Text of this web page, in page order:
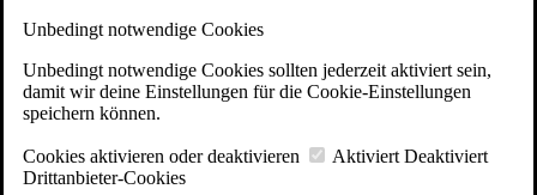
Unbedingt notwendige Cookies
Unbedingt notwendige Cookies sollten jederzeit aktiviert sein,
damit wir deine Einstellungen für die Cookie-Einstellungen
speichern können.
Cookies aktivieren oder deaktivieren Aktiviert Deaktiviert
Drittanbieter-Cookies